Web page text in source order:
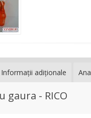
Informaţii adiţionale
gaura - RICO